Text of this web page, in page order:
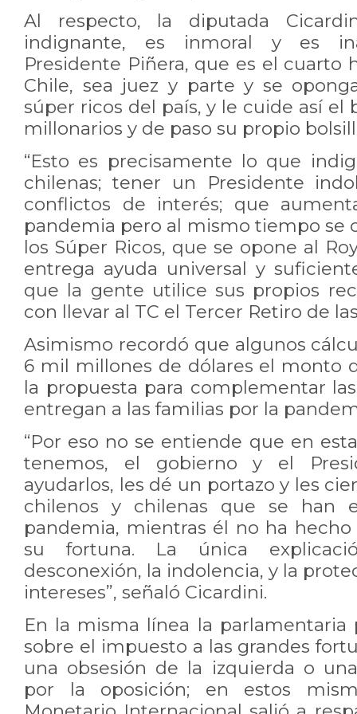
Al respecto, la diputada
indignante, es inmoral y es
Presidente Piñera, que es el cuarto
Chile, sea juez y parte y se
súper ricos del país, y le cuide así el
millonarios y de paso su propio
“Esto es precisamente lo que
chilenas; tener un Presidente
conflictos de interés; que
pandemia pero al mismo tiempo se
los Súper Ricos, que se opone al
entrega ayuda universal y
que la gente utilice sus propios
con llevar al TC el Tercer Retiro de
Asimismo recordó que algunos
6 mil millones de dólares el monto
la propuesta para complementar
entregan a las familias por la
“Por eso no se entiende que en
tenemos, el gobierno y el
ayudarlos, les dé un portazo y les
chilenos y chilenas que se han
pandemia, mientras él no ha
su fortuna. La única
desconexión, la indolencia, y la
intereses”, señaló Cicardini.
En la misma línea la parlamentaria
sobre el impuesto a las grandes
una obsesión de la izquierda o
por la oposición; en estos